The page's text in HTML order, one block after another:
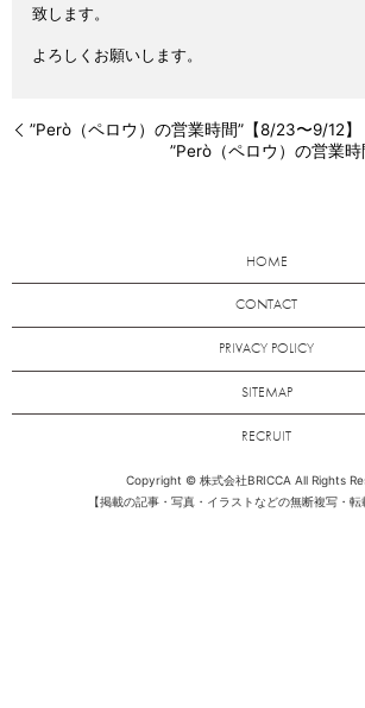
致します。
よろしくお願いします。
”Però（ペロウ）の営業時間”【8/23〜9/12】
”Però（ペロウ）の営業時
HOME
CONTACT
PRIVACY POLICY
SITEMAP
RECRUIT
Copyright © 株式会社BRICCA All Rights
【掲載の記事・写真・イラストなどの無断複写・転